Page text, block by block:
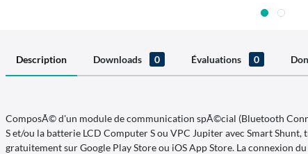
Description Downloads 0 Évaluations 0
ComposÃ© d'un module de communication spÃ©cial (Bluetooth
S et/ou la batterie LCD Computer S ou VPC Jupiter avec Smart
gratuitement sur Google Play Store ou iOS App Store. La connexion